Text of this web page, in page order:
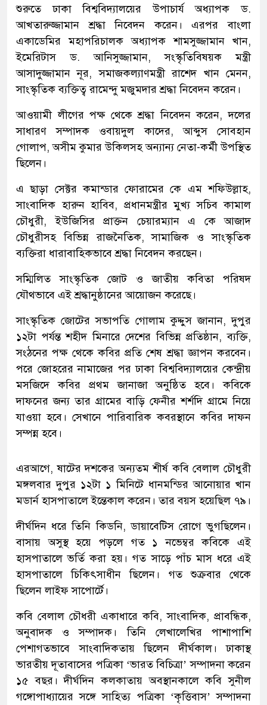
শুরুতে ঢাকা বিশ্ববিদ্যালয়ের উপাচার্য অধ্যাপক ড.
আখতারুজ্জামান শ্রদ্ধা নিবেদন করেন। এরপর বাংলা
একাডেমির মহাপরিচালক অধ্যাপক শামসুজ্জামান খান,
ইমেরিটাস ড. আনিসুজ্জামান, সংস্কৃতিবিষয়ক মন্ত্রী
আসাদুজ্জামান নূর, সমাজকল্যাণমন্ত্রী রাশেদ খান মেনন,
সাংস্কৃতিক ব্যক্তিত্ব রামেন্দু মজুমদার শ্রদ্ধা নিবেদন করেন।
আওয়ামী লীগের পক্ষ থেকে শ্রদ্ধা নিবেদন করেন, দলের
সাধারণ সম্পাদক ওবায়দুল কাদের, আব্দুস সোবহান
গোলাপ, অসীম কুমার উকিলসহ অন্যান্য নেতা-কর্মী উপস্থিত
ছিলেন।
এ ছাড়া সেক্টর কমান্ডার ফোরামের কে এম শফিউল্লাহ,
সাংবাদিক হারুন হাবিব, প্রধানমন্ত্রীর মুখ্য সচিব কামাল
চৌধুরী, ইউজিসির প্রাক্তন চেয়ারম্যান এ কে আজাদ
চৌধুরীসহ বিভিন্ন রাজনৈতিক, সামাজিক ও সাংস্কৃতিক
ব্যক্তিরা ধারাবাহিকভাবে শ্রদ্ধা নিবেদন করছেন।
সম্মিলিত সাংস্কৃতিক জোট ও জাতীয় কবিতা পরিষদ
যৌথভাবে এই শ্রদ্ধানুষ্ঠানের আয়োজন করেছে।
সাংস্কৃতিক জোটের সভাপতি গোলাম কুদ্দুস জানান, দুপুর
১২টা পর্যন্ত শহীদ মিনারে দেশের বিভিন্ন প্রতিষ্ঠান, ব্যক্তি,
সংঠনের পক্ষ থেকে কবির প্রতি শেষ শ্রদ্ধা জ্ঞাপন করবেন।
পরে জোহরের নামাজের পর ঢাকা বিশ্ববিদ্যালয়ের কেন্দ্রীয়
মসজিদে কবির প্রথম জানাজা অনুষ্ঠিত হবে। কবিকে
দাফনের জন্য তার গ্রামের বাড়ি ফেনীর শর্শদি গ্রামে নিয়ে
যাওয়া হবে। সেখানে পারিবারিক কবরস্থানে কবির দাফন
সম্পন্ন হবে।
এরআগে, ষাটের দশকের অন্যতম শীর্ষ কবি বেলাল চৌধুরী
মঙ্গলবার দুপুর ১২টা ১ মিনিটে ধানমন্ডির আনোয়ার খান
মডার্ন হাসপাতালে ইন্তেকাল করেন। তার বয়স হয়েছিল ৭৯।
দীর্ঘদিন ধরে তিনি কিডনি, ডায়াবেটিস রোগে ভুগছিলেন।
বাসায় অসুস্থ হয়ে পড়লে গত ১ নভেম্বর কবিকে এই
হাসপাতালে ভর্তি করা হয়। গত সাড়ে পাঁচ মাস ধরে এই
হাসপাতালে চিকিৎসাধীন ছিলেন। গত শুক্রবার থেকে
ছিলেন লাইফ সাপোর্টে।
কবি বেলাল চৌধরী একাধারে কবি, সাংবাদিক, প্রাবন্ধিক,
অনুবাদক ও সম্পাদক। তিনি লেখালেখির পাশাপাশি
পেশাগতভাবে সাংবাদিকতায় ছিলেন দীর্ঘকাল। ঢাকাস্থ
ভারতীয় দূতাবাসের পত্রিকা ‘ভারত বিচিত্রা’ সম্পাদনা করেন
১৫ বছর। দীর্ঘদিন কলকাতায় অবস্থানকালে কবি সুনীল
গঙ্গোপাধ্যায়ের সঙ্গে সাহিত্য পত্রিকা ‘কৃত্তিবাস’ সম্পাদনা